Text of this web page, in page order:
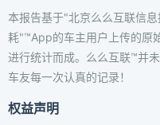
本报告基于"北京么么互联信
耗"™App的车主用户上传的原
进行统计而成。么么互联™并
车友每一次认真的记录！
权益声明